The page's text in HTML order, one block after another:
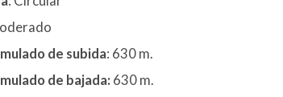
de subida: 630 m.
de bajada: 630 m.